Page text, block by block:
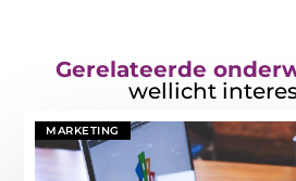
Gerelateerde
wellicht
MARKETING